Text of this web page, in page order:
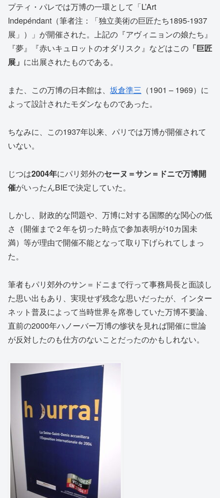
プティ・パレでは万博の一環として「L’Art
Indepéndant（筆者注：「独立美術の巨匠たち1895-1937
展」）」が開催された。上記の『アヴィニョンの娘たち』
『夢』『赤いキュロットのオダリスク』などはこの 「巨匠
展」 に出展されたものである。
また、この万博の日本館は、 坂倉準三 （1901 – 1969）に
よって設計されたモダンなものであった。
ちなみに、この1937年以来、パリでは万博が開催されて
いない。
じつは2004年にパリ郊外のセーヌ＝サン＝ドニで万博開
催がいったんBIEで決定していた。
しかし、財政的な問題や、万博に対する国際的な関心の低
さ（開催まで２年を切った時点で参加表明が10カ国未
満）等が理由で開催不能となって取り下げられてしまっ
た。
筆者もパリ郊外のサン＝ドニまで行って事務局長と面談し
た思い出もあり、実現せず残念な思いだったが、インター
ネット普及によって当時世界を席巻していた万博不要論、
直前の2000年ハノーバー万博の惨状を見れば開催に世論
が反対したのも仕方のないことだったのかもしれない。